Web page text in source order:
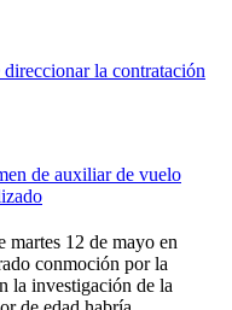
direccionar la contratación
de auxiliar de vuelo
martes 12 de mayo en
conmoción por la
la investigación de la